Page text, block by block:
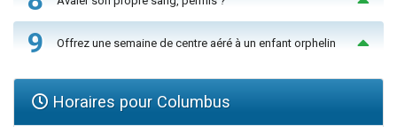
9 Offrez une semaine de centre aéré à un enfant orphelin
Horaires pour Columbus